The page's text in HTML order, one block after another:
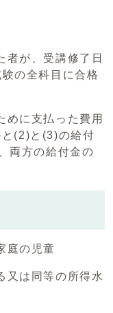
が、受講修了日
の全科目に合格
に支払った費用
(2)と(3)の給付
両方の給付金の
庭の児童
又は同等の所得水